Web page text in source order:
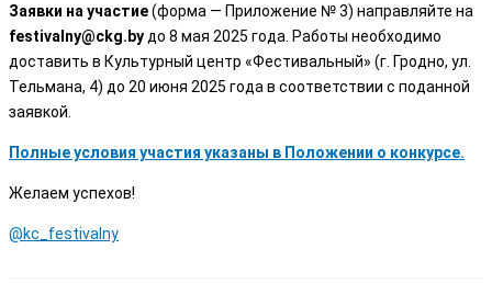
Заявки на участие(форма — Приложение № 3) направляйте на
festivalny@ckg.by до 8 мая 2025 года. Работы необходимо
доставить в Культурный центр «Фестивальный» (г. Гродно, ул.
Тельмана, 4) до 20 июня 2025 года в соответствии с поданной
заявкой.
Полные условия участия указаны в Положении о конкурсе.
Желаем успехов!
@kc_festivalny